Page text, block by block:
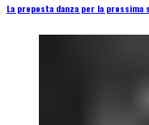
La proposta danza per la